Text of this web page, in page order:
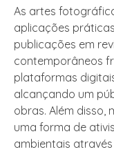
As artes
aplicações
publicações em
contemporâneos
plataformas
alcançando um
obras. Além disso,
uma forma de
ambientais